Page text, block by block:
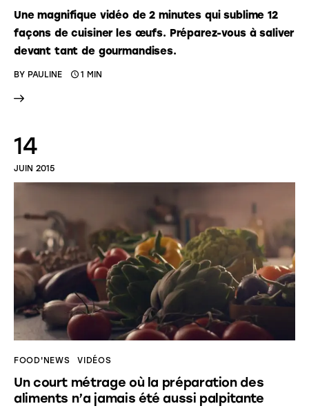
Une magnifique vidéo de 2 minutes qui sublime 12
façons de cuisiner les œufs. Préparez-vous à saliver
devant tant de gourmandises.
BY PAULINE 1 MIN
14
JUIN 2015
FOOD'NEWS VIDÉOS
Un court métrage où la préparation des
aliments n’a jamais été aussi palpitante